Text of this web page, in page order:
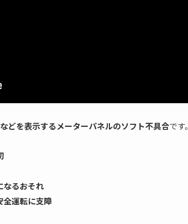
どを表示するメーターパネルのソフト不具合です。
なるおそれ
全運転に支障